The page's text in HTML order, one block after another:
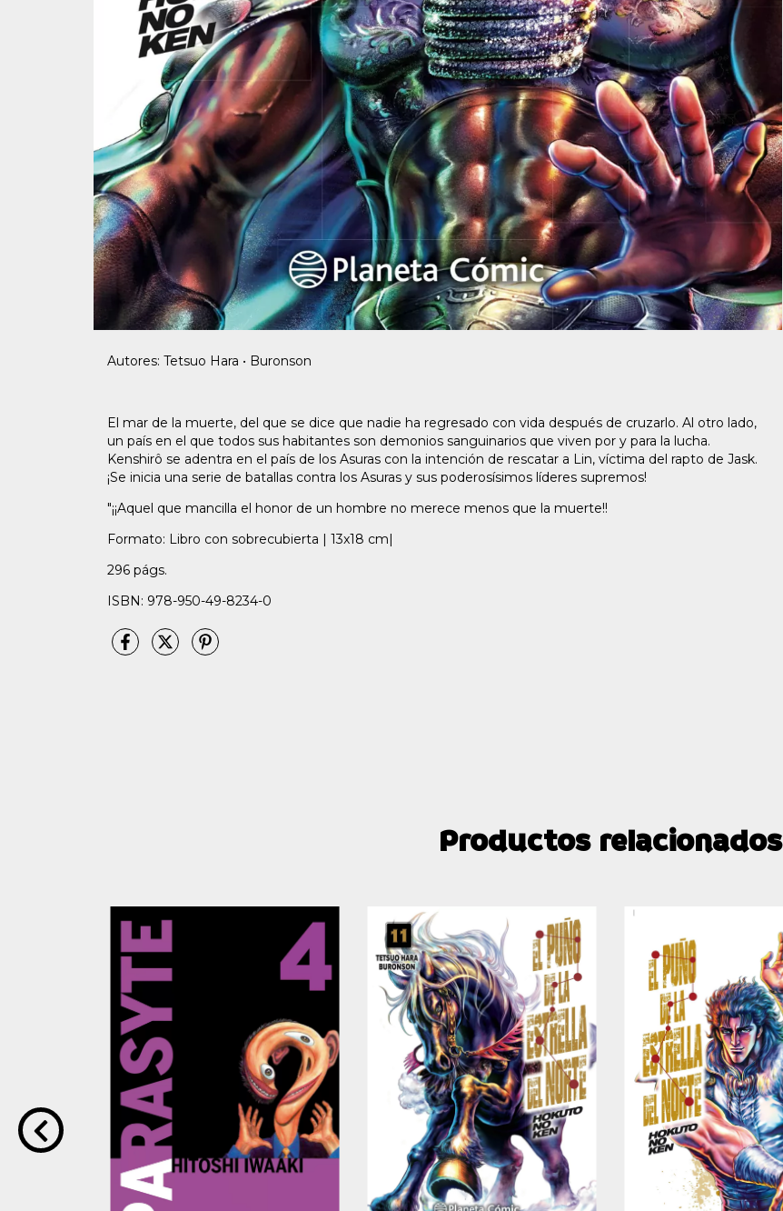
Autores: Tetsuo Hara • Buronson
El mar de la muerte, del que se dice que nadie ha regresado con vida después de cruzarlo. Al otro lado,
un país en el que todos sus habitantes son demonios sanguinarios que viven por y para la lucha.
Kenshirô se adentra en el país de los Asuras con la intención de rescatar a Lin, víctima del rapto de Jask.
¡Se inicia una serie de batallas contra los Asuras y sus poderosísimos líderes supremos!
"¡¡Aquel que mancilla el honor de un hombre no merece menos que la muerte!!
Formato: Libro con sobrecubierta | 13x18 cm|
296 págs.
ISBN: 978-950-49-8234-0
Productos relacionados